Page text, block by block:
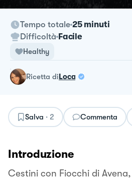
Tempo totale 25 minuti
Difficoltà Facile
Healthy
ricetta diLoca
Salva · 2 Commenta
Introduzione
Cestini con Fiocchi di